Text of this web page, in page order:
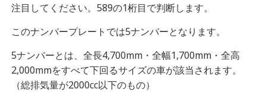
注目してください。589の1桁目で判断します。
このナンバープレートでは5ナンバーとなります。
5ナンバーとは、 全長4,700mm・全幅1,700mm・全高
2,000mmをすべて下回るサイズの車が該当されます。
（総排気量が2000cc以下のもの）